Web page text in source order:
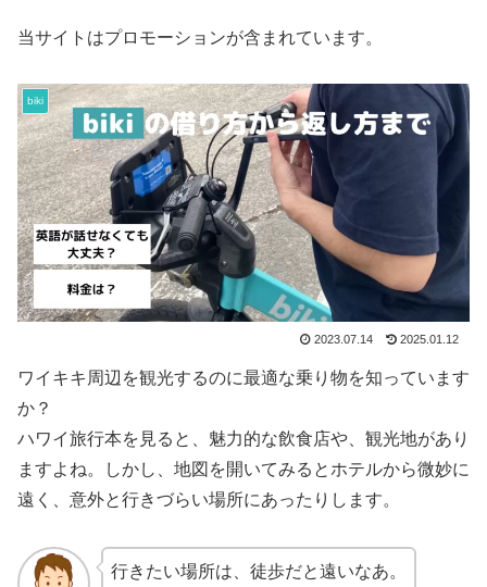
当サイトはプロモーションが含まれています。
biki
2023.07.14 2025.01.12
ワイキキ周辺を観光するのに最適な乗り物を知っています
か？
ハワイ旅行本を見ると、魅力的な飲食店や、観光地があり
ますよね。しかし、地図を開いてみるとホテルから微妙に
遠く、意外と行きづらい場所にあったりします。
行きたい場所は、徒歩だと遠いなあ。